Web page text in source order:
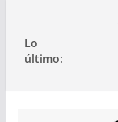
contenido
Lo
último: